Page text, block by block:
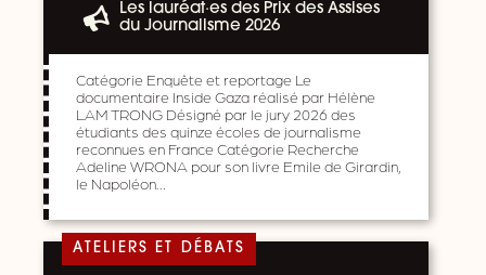
Les lauréat·es des Prix des Assises
du Journalisme 2026
Catégorie Enquête et reportage Le
documentaire Inside Gaza réalisé par Hélène
LAM TRONG Désigné par le jury 2026 des
étudiants des quinze écoles de journalisme
reconnues en France Catégorie Recherche
Adeline WRONA pour son livre Emile de Girardin,
le Napoléon…
ATELIERS ET DÉBATS